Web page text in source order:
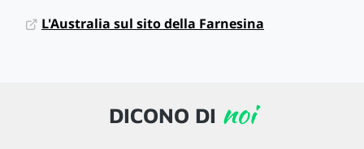
L'Australia sul sito della Farnesina
DICONO DI noi